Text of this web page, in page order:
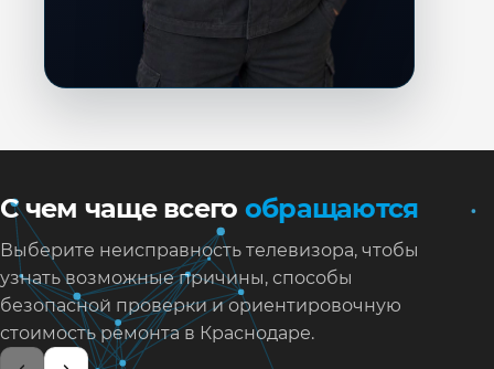
С чем чаще всего обращаются
Выберите неисправность телевизора, чтобы
узнать возможные причины, способы
безопасной проверки и ориентировочную
стоимость ремонта в Краснодаре.